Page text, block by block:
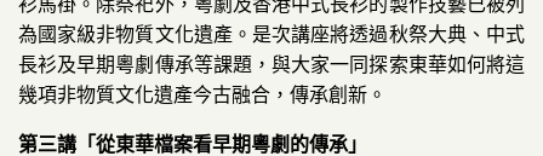
衫馬褂。除祭祀外，粵劇及香港中式長衫的製作技藝已被列
為國家級非物質文化遺產。是次講座將透過秋祭大典、中式
長衫及早期粵劇傳承等課題，與大家一同探索東華如何將這
幾項非物質文化遺產今古融合，傳承創新。
第三講「從東華檔案看早期粵劇的傳承」